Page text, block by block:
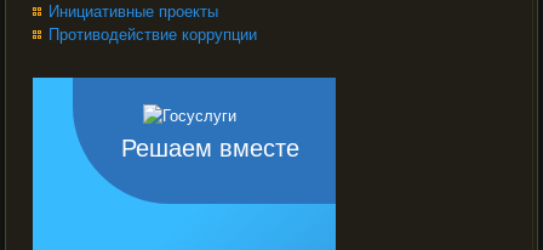
Инициативные проекты
Противодействие коррупции
Решаем вместе